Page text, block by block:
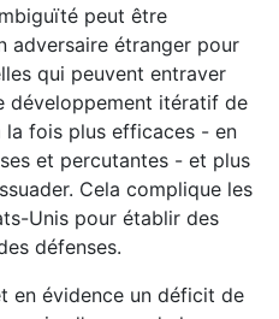
peut être
adversaire étranger pour
qui peuvent entraver
développement itératif de
la fois plus efficaces - en
et percutantes - et plus
Cela complique les
Unis pour établir des
défenses.
en évidence un déficit de